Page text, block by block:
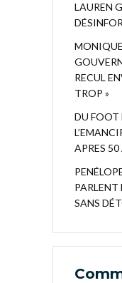
LAUREN
RECUL
TROP »
DU FOOT
APRES 50
PARLENT
SANS